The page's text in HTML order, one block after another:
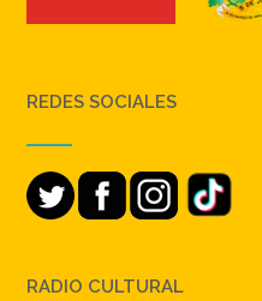
REDES SOCIALES
RADIO CULTURAL